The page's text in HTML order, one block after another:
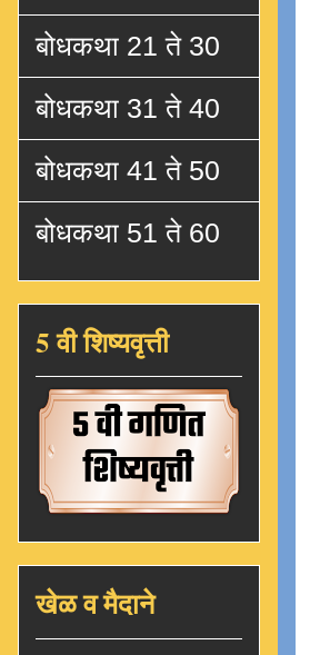
बोधकथा 21 ते 30
बोधकथा 31 ते 40
बोधकथा 41 ते 50
बोधकथा 51 ते 60
5 वी शिष्यवृत्ती
खेळ व मैदाने